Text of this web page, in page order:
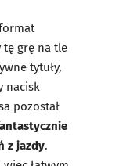
tę grę na tle
tytuły,
nacisk
pozostał
z jazdy.